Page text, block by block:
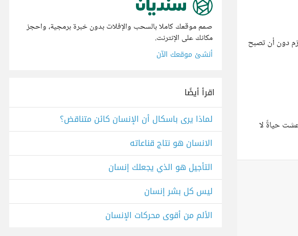
دون أن تصبح
حياةً لا
صمم موقعك كاملا بالسحب والإفلات بدون خبرة برمجية، واحجز
مكانك على الإنترنت.
أنشئ موقعك الآن
اقرأ أيضًا
لماذا يرى باسكال أن الإنسان كائن متناقض؟
الانسان هو نتاج قناعاته
التأجيل هو الذي يجعلك إنسان
ليس كل بشر إنسان
الألم من أقوى محركات الإنسان